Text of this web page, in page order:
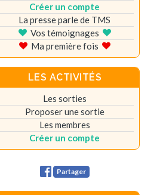
Créer un compte
La presse parle de TMS
Vos témoignages
Ma première fois
LES ACTIVITÉS
Les sorties
Proposer une sortie
Les membres
Créer un compte
Partager